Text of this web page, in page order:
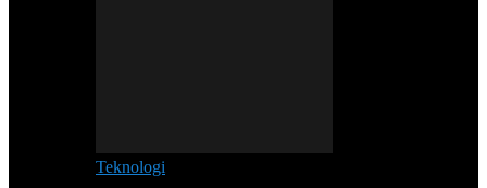
Teknologi